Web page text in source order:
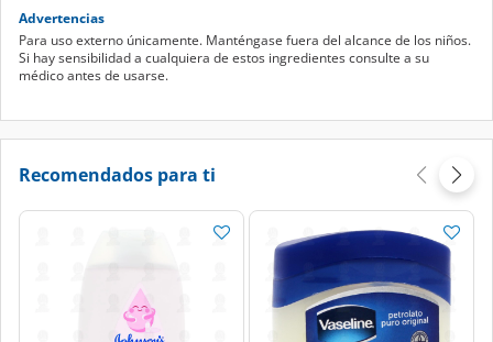
Advertencias
Para uso externo únicamente. Manténgase fuera del alcance de los niños.
Si hay sensibilidad a cualquiera de estos ingredientes consulte a su
médico antes de usarse.
Recomendados para ti